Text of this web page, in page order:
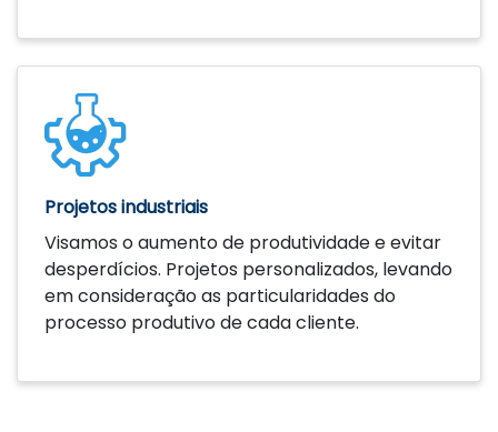
Projetos industriais
Visamos o aumento de produtividade e evitar
desperdícios. Projetos personalizados, levando
em consideração as particularidades do
processo produtivo de cada cliente.
Saiba mais